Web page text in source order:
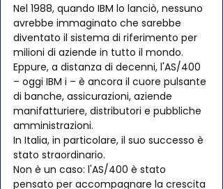
Nel 1988, quando IBM lo lanciò, nessuno
avrebbe immaginato che sarebbe
diventato il sistema di riferimento per
milioni di aziende in tutto il mondo.
Eppure, a distanza di decenni, l'AS/400
– oggi IBM i – è ancora il cuore pulsante
di banche, assicurazioni, aziende
manifatturiere, distributori e pubbliche
amministrazioni.
In Italia, in particolare, il suo successo è
stato straordinario.
Non è un caso: l'AS/400 è stato
pensato per accompagnare la crescita